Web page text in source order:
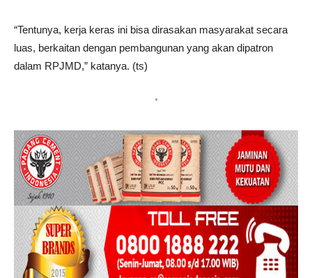
“Tentunya, kerja keras ini bisa dirasakan masyarakat secara
luas, berkaitan dengan pembangunan yang akan dipatron
dalam RPJMD,” katanya. (ts)
*